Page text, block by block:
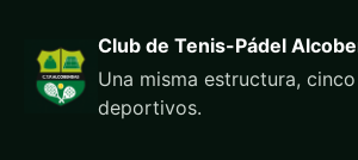
Club de Tenis-Pádel
Una misma estructura,
deportivos.